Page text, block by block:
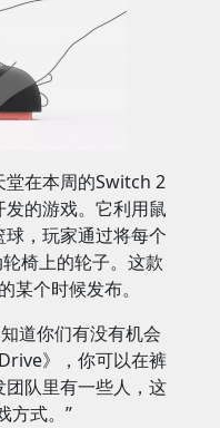
堂在本周的Switch 2
的游戏。它利用鼠
，玩家通过将每个
椅上的轮子。这款
某个时候发布。
道你们有没有机会
》，你可以在裤
队里有一些人，这
方式。”